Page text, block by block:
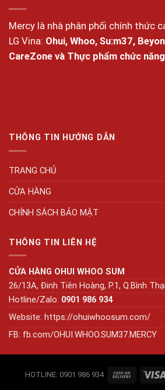
Mercy là nhà phân phối chính thức
LG Vina: Ohui, Whoo, Su:m37,
CareZone và Thực phẩm chức năng
THÔNG TIN HƯỚNG DẪN
TRANG CHỦ
CỬA HÀNG
CHÍNH SÁCH BẢO MẬT
THÔNG TIN LIÊN HỆ
CỬA HÀNG OHUI WHOO SUM
26/13A, Đinh Tiên Hoàng, P.1, Q.Bình
Hotline/Zalo: 0901 986 934
Website: https://ohuiwhoosum.com/
FB: fb.com/OHUI.WHOO.SUM37.MERCY
HOTLINE: 0901 986 934